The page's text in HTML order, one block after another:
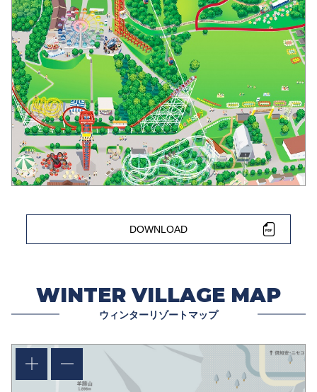
DOWNLOAD
WINTER VILLAGE MAP
ウィンターリゾートマップ